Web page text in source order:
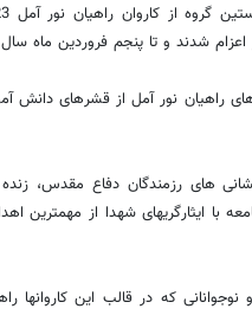
شدند و تا پنجم فروردین ماه سال
راهیان نور آمل از قشرهای دانش
های رزمندگان دفاع مقدس،
ایثارگریهای شهدا از مهمترین
که در قالب این کاروانها